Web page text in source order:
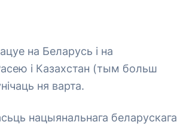
на Беларусь і на
і Казахстан (тым больш
ня варта.
нацыянальнага беларускага